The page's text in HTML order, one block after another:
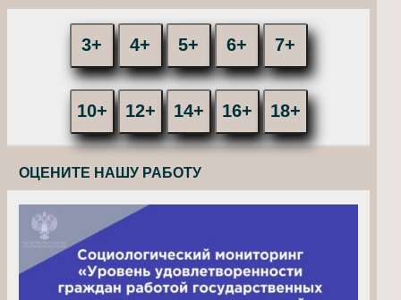
3+ 4+ 5+ 6+ 7+
10+ 12+ 14+ 16+ 18+
ОЦЕНИТЕ НАШУ РАБОТУ